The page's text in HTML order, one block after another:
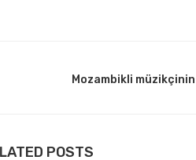
Mozambikli
POSTS